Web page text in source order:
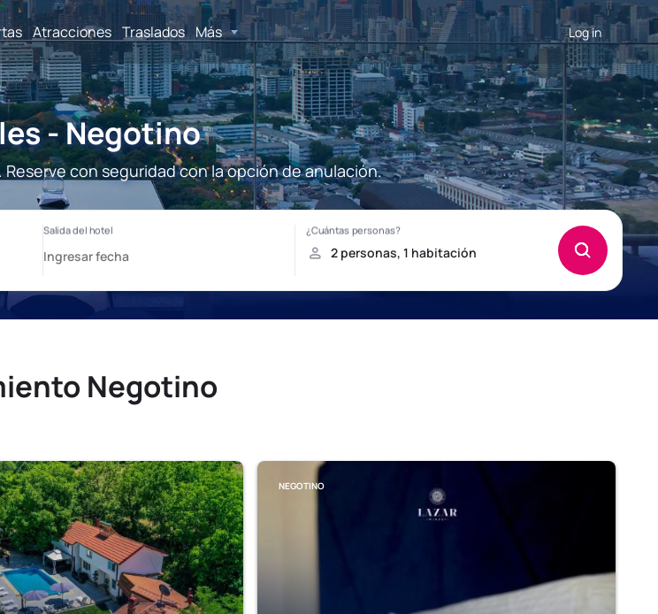
Atracciones Traslados Más Log in
- Negotino
con seguridad con la opción de anulación.
Negotino
NEGOTINO